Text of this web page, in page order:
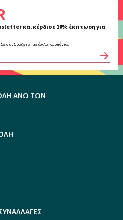
και κέρδισε 10% έκπτωση για
συνδυάζεται με άλλα κουπόνια.
OK
ΆΝΩ ΤΩΝ